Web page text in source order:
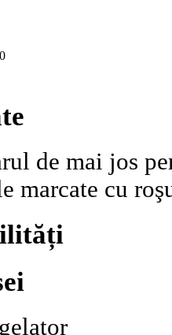
de mai jos
marcate cu